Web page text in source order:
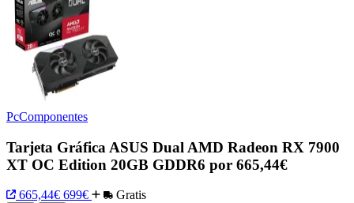
PcComponentes
Tarjeta Gráfica ASUS Dual AMD Radeon RX 7900
XT OC Edition 20GB GDDR6 por 665,44€
665,44€ 699€ Gratis